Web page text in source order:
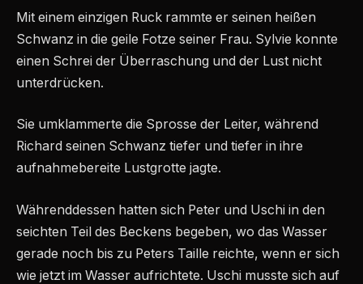
Mit einem einzigen Ruck rammte er seinen heißen
Schwanz in die geile Fotze seiner Frau. Sylvie konnte
einen Schrei der Überraschung und der Lust nicht
unterdrücken.
Sie umklammerte die Sprosse der Leiter, während
Richard seinen Schwanz tiefer und tiefer in ihre
aufnahmebereite Lustgrotte jagte.
Währenddessen hatten sich Peter und Uschi in den
seichten Teil des Beckens begeben, wo das Wasser
gerade noch bis zu Peters Taille reichte, wenn er sich
wie jetzt im Wasser aufrichtete. Uschi musste sich auf